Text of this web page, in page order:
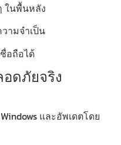
ในพื้นหลัง
ามจำเป็น
อถือได้
ดภัยจริง
และอัพเดตโดย